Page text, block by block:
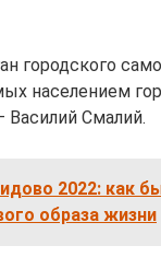
городского
населением
Василий Смалий.
2022: как
образа жизни